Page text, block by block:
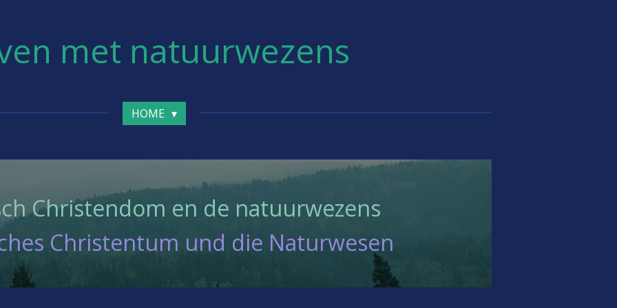
met natuurwezens
HOME
Christendom en de natuurwezens
Christentum und die Naturwesen